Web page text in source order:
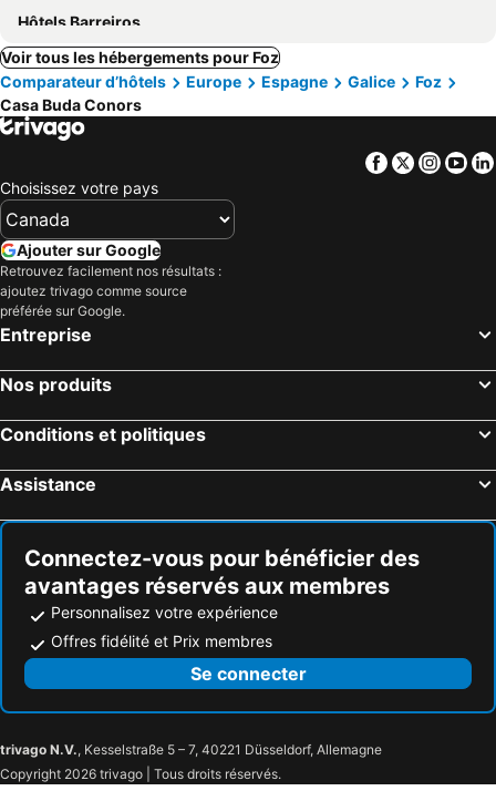
Hôtels Barreiros
Voir tous les hébergements pour Foz
Comparateur d’hôtels
Europe Espagne Galice
Foz
Casa Buda Conors
Facebook
Twitter
Choisissez votre pays
Ajouter sur Google
Retrouvez facilement nos résultats :
ajoutez trivago comme source
préférée sur Google.
Entreprise
Nos produits
Conditions et politiques
Assistance
Connectez-vous pour bénéficier des
avantages réservés aux membres
Personnalisez votre expérience
Offres fidélité et Prix membres
Se connecter
trivago N.V., Kesselstraße 5 – 7, 40221 Düsseldorf, Allemagne
Copyright 2026 trivago | Tous droits réservés.